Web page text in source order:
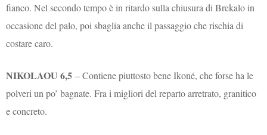
fianco. Nel secondo tempo è in ritardo sulla chiusura di Brekalo in
occasione del palo, poi sbaglia anche il passaggio che rischia di
costare caro.
NIKOLAOU 6,5– Contiene piuttosto bene Ikoné, che forse ha le
polveri un po’ bagnate. Fra i migliori del reparto arretrato, granitico
e concreto.